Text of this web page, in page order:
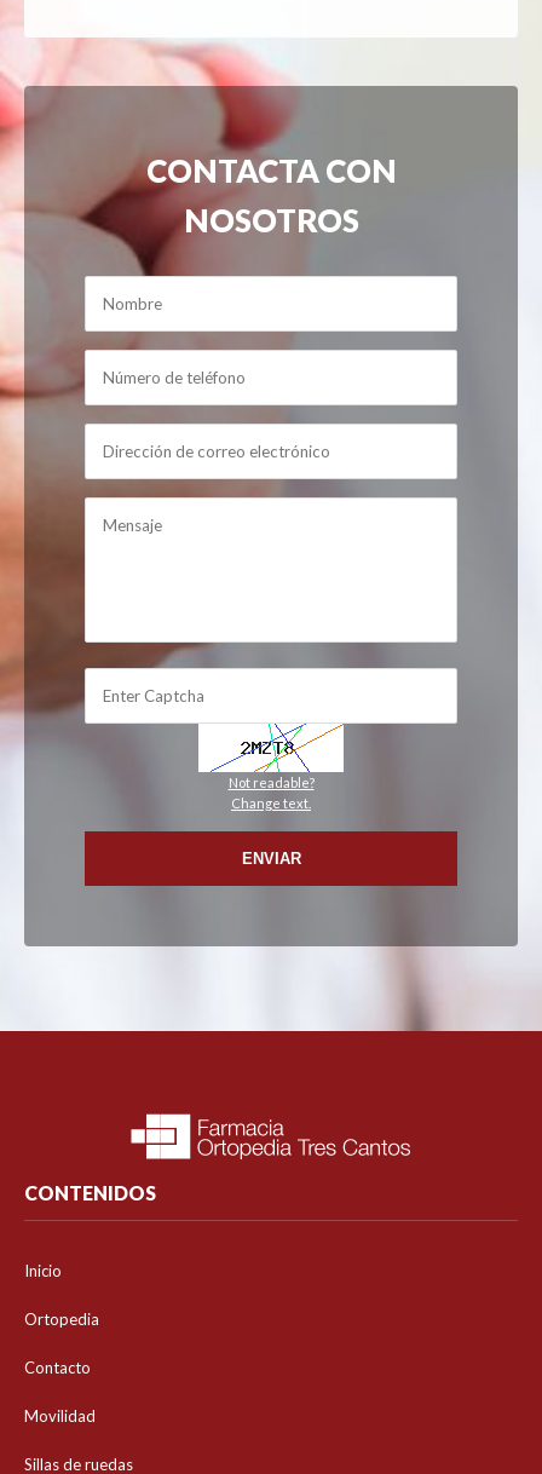
CONTACTA CON
NOSOTROS
Not readable?
Change text.
ENVIAR
CONTENIDOS
Inicio
Ortopedia
Contacto
Movilidad
Sillas de ruedas